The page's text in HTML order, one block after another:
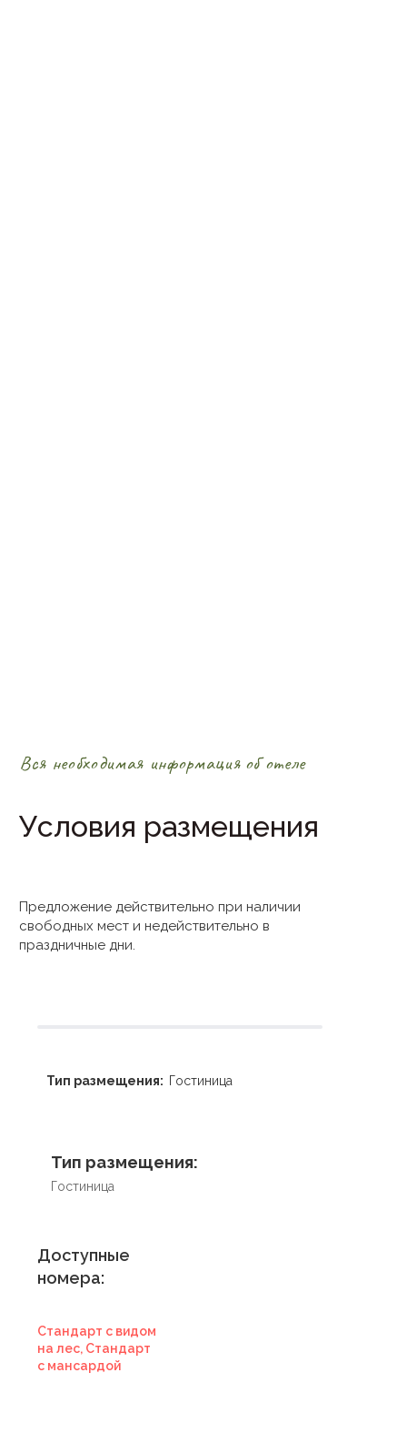
Вся необходимая информация об отеле
Условия размещения
Предложение действительно при наличии
свободных мест и недействительно в
праздничные дни.
Тип размещения: Гостиница
Тип размещения:
Гостиница
Доступные
номера:
Стандарт с видом
на лес, Стандарт
с мансардой